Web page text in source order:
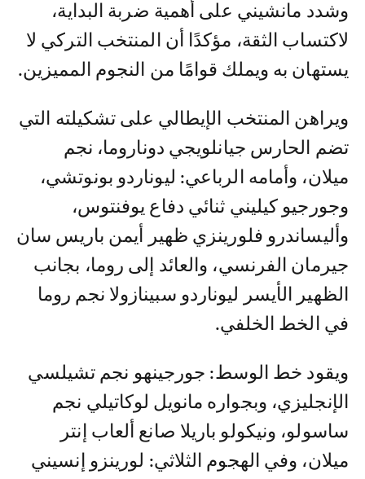
وشدد مانشيني على أهمية ضربة البداية،
لاكتساب الثقة، مؤكدًا أن المنتخب التركي لا
يستهان به ويملك قوامًا من النجوم المميزين.
ويراهن المنتخب الإيطالي على تشكيلته التي
تضم الحارس جيانلويجي دوناروما، نجم
ميلان، وأمامه الرباعي: ليوناردو بونوتشي،
وجورجيو كيليني ثنائي دفاع يوفنتوس،
وأليساندرو فلورينزي ظهير أيمن باريس سان
جيرمان الفرنسي، والعائد إلى روما، بجانب
الظهير الأيسر ليوناردو سبينازولا نجم روما
في الخط الخلفي.
ويقود خط الوسط: جورجينهو نجم تشيلسي
الإنجليزي، وبجواره مانويل لوكاتيلي نجم
ساسولو، ونيكولو باريلا صانع ألعاب إنتر
ميلان، وفي الهجوم الثلاثي: لورينزو إنسيني